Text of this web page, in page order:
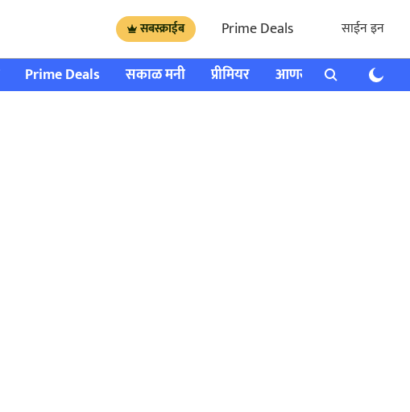
सबस्क्राईब Prime Deals साईन इन
Prime Deals सकाळ मनी प्रीमियर आणखी राशी भविष्य